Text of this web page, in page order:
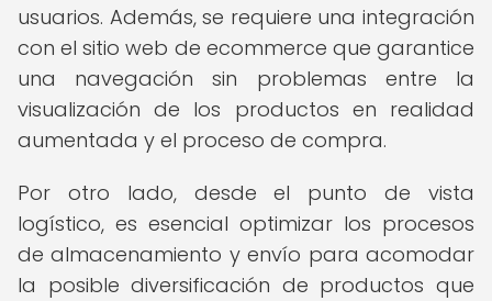
usuarios. Además, se requiere una integración
con el sitio web de ecommerce que garantice
una navegación sin problemas entre la
visualización de los productos en realidad
aumentada y el proceso de compra.
Por otro lado, desde el punto de vista
logístico, es esencial optimizar los procesos
de almacenamiento y envío para acomodar
la posible diversificación de productos que